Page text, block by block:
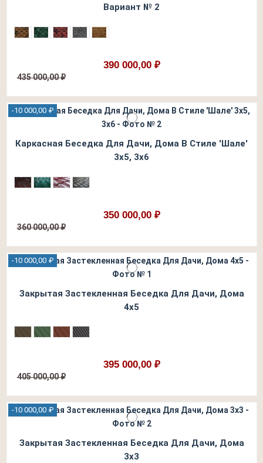
Вариант № 2
390 000,00 ₽
435 000,00 ₽
-10 000,00 ₽
Каркасная Беседка Для Дачи, Дома В Стиле 'Шале'
3х5, 3х6
350 000,00 ₽
360 000,00 ₽
-10 000,00 ₽
Закрытая Застекленная Беседка Для Дачи, Дома
4х5
395 000,00 ₽
405 000,00 ₽
-10 000,00 ₽
Закрытая Застекленная Беседка Для Дачи, Дома
3х3